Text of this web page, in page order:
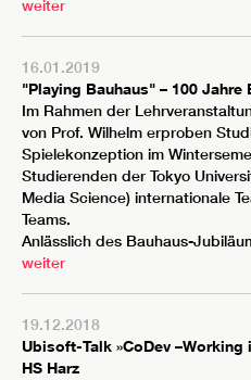
weiter
16.01.2019
"Playing Bauhaus" – 100
Im Rahmen der
von Prof. Wilhelm erproben
Spielekonzeption im
Studierenden der Tokyo
Media Science) internationale
Teams.
Anlässlich des Bauhaus-
weiter
19.12.2018
Ubisoft-Talk »CoDev
HS Harz